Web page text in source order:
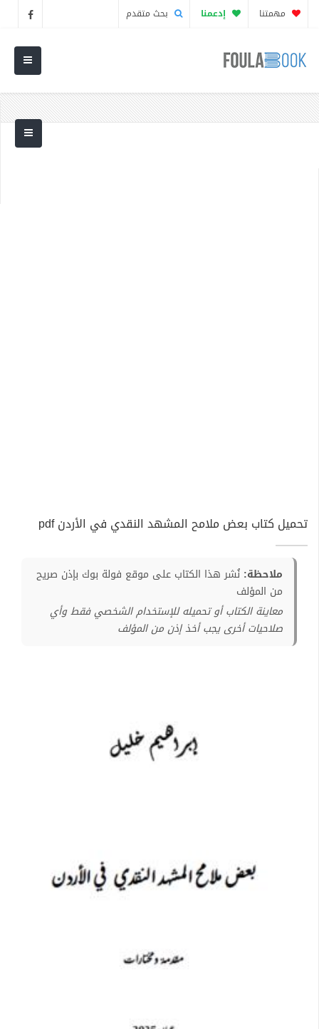
مهمتنا إدعمنا بحث متقدم
تحميل كتاب بعض ملامح المشهد النقدي في الأردن pdf
ملاحظة: نُشر هذا الكتاب على موقع فولة بوك بإذن صريح
من المؤلف
معاينة الكتاب أو تحميله للإستخدام الشخصي فقط وأي
صلاحيات أخرى يجب أخذ إذن من المؤلف